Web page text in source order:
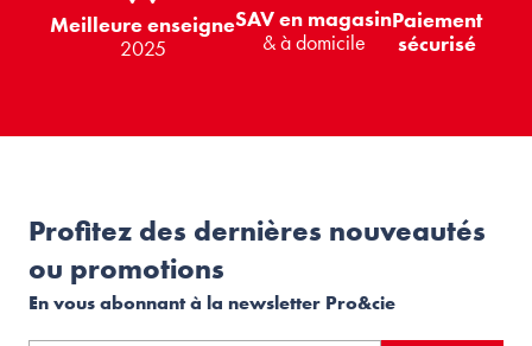
Meilleure enseigne
2025
SAV en magasin
& à domicile
Paiement
sécurisé
Profitez des dernières nouveautés
ou promotions
En vous abonnant à la newsletter Pro&cie